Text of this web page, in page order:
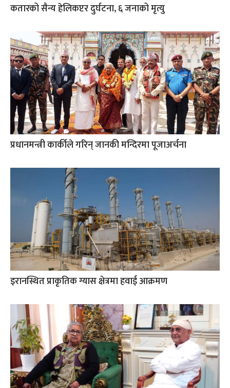
कतारको सैन्य हेलिकप्टर दुर्घटना, ६ जनाको मृत्यु
प्रधानमन्त्री कार्कीले गरिन् जानकी मन्दिरमा पूजाअर्चना
इरानस्थित प्राकृतिक ग्यास क्षेत्रमा हवाई आक्रमण